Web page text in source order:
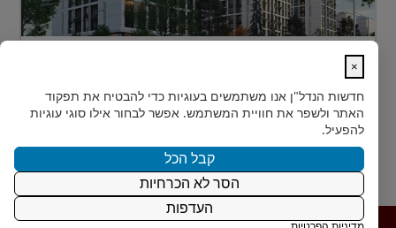
כשחושבים על השקעות נדל"ן מעבר לים, מדינה אחת
נמצאת בשנים האחרונות בראש הרשימה של משקיעים
ישראלים רבים: גאורגיה. ...
15.12.2024 קרא עוד
×
חדשות הנדל"ן אנו משתמשים בעוגיות כדי להבטיח את תפקוד
האתר ולשפר את חוויית המשתמש. אפשר לבחור אילו סוגי עוגיות
להפעיל.
קבל הכל
הסר לא הכרחיות
העדפות